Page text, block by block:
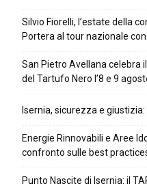
Silvio Fiorelli, l’estate della
Portera al tour nazionale
San Pietro Avellana celebra
del Tartufo Nero l’8 e 9
Isernia, sicurezza e
Energie Rinnovabili e Aree
confronto sulle best
Punto Nascite di Isernia: il